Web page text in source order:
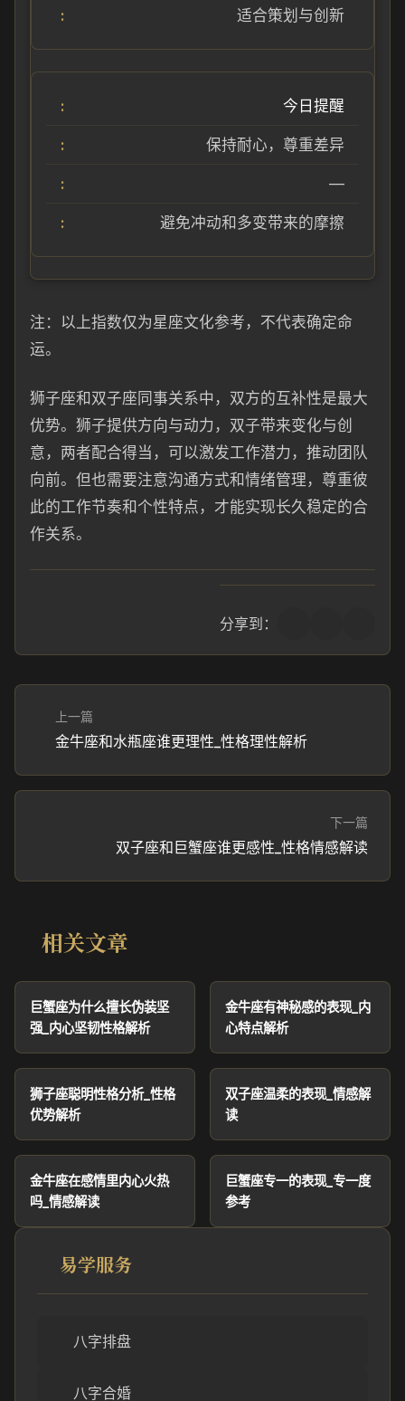
适合策划与创新
今日提醒
保持耐心，尊重差异
—
避免冲动和多变带来的摩擦
注：以上指数仅为星座文化参考，不代表确定命
运。
狮子座和双子座同事关系中，双方的互补性是最大
优势。狮子提供方向与动力，双子带来变化与创
意，两者配合得当，可以激发工作潜力，推动团队
向前。但也需要注意沟通方式和情绪管理，尊重彼
此的工作节奏和个性特点，才能实现长久稳定的合
作关系。
分享到：
上一篇
金牛座和水瓶座谁更理性_性格理性解析
下一篇
双子座和巨蟹座谁更感性_性格情感解读
相关文章
巨蟹座为什么擅长伪装坚
强_内心坚韧性格解析
金牛座有神秘感的表现_内
心特点解析
狮子座聪明性格分析_性格
优势解析
双子座温柔的表现_情感解
读
金牛座在感情里内心火热
吗_情感解读
巨蟹座专一的表现_专一度
参考
易学服务
八字排盘
八字合婚